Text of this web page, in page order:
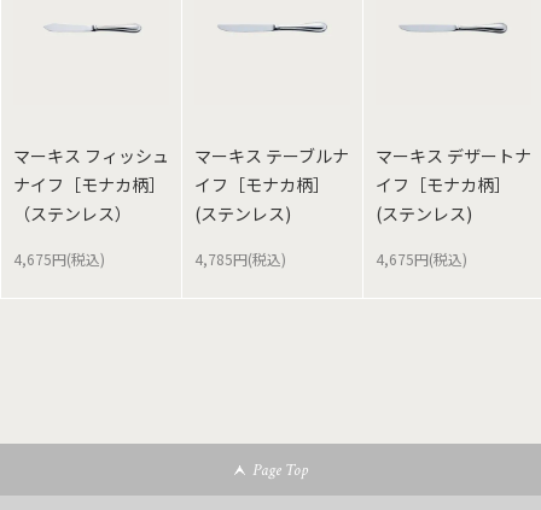
マーキス フィッシュ
ナイフ［モナカ柄］
（ステンレス）
4,675円(税込)
マーキス テーブルナ
イフ［モナカ柄］
(ステンレス)
4,785円(税込)
マーキス デザートナ
イフ［モナカ柄］
(ステンレス)
4,675円(税込)
Page Top